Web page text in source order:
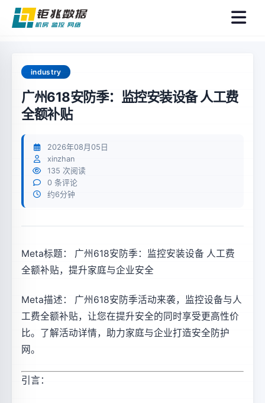
industry
广州618安防季：监控安装设备 人工费
全额补贴
2026年08月05日
xinzhan
135 次阅读
0 条评论
约6分钟
Meta标题： 广州618安防季：监控安装设备 人工费
全额补贴，提升家庭与企业安全
Meta描述： 广州618安防季活动来袭，监控设备与人
工费全额补贴，让您在提升安全的同时享受更高性价
比。了解活动详情，助力家庭与企业打造安全防护
网。
引言：